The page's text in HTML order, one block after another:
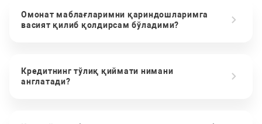
Омонат маблағларимни қариндошларимга
васият қилиб қолдирсам бўладими?
Кредитнинг тўлиқ қиймати нимани
англатади?